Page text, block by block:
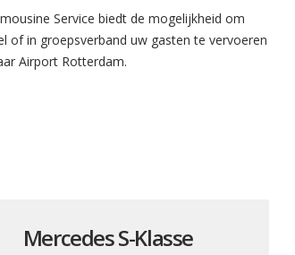
Service biedt de mogelijkheid om
of in groepsverband uw gasten te vervoeren
Airport Rotterdam.
Mercedes S-Klasse